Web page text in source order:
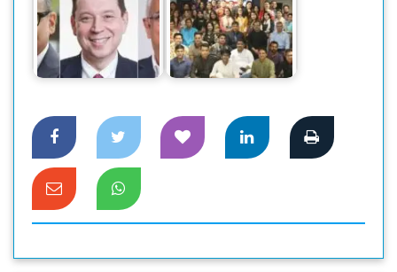
ফিকির নতুন সভাপতি
হচ্ছেন জাভেদ আখতার
এনবিএ’এর আয়োজনে
সংবাদ উপস্থাপকদের
নিয়ে কর্মশালা